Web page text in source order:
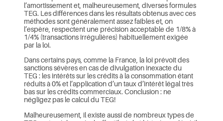
l’amortissement et, malheureusement, diverses formules
TEG. Les différences dans les résultats obtenus avec ces
méthodes sont généralement assez faibles et, on
l’espère, respectent une précision acceptable de 1/8% à
1/4% (transactions irrégulières) habituellement exigée
par la loi.
Dans certains pays, comme la France, la loi prévoit des
sanctions sévères en cas de divulgation inexacte du
TEG : les intérêts sur les crédits à la consommation étant
réduits à 0% et l’application d’un taux d’intérêt légal très
bas sur les crédits commerciaux. Conclusion : ne
négligez pas le calcul du TEG!
Malheureusement, il existe aussi de nombreux types de